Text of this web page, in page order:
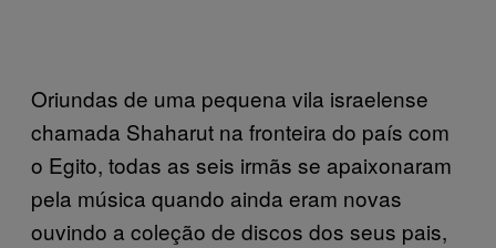
Oriundas de uma pequena vila israelense
chamada Shaharut na fronteira do país com
o Egito, todas as seis irmãs se apaixonaram
pela música quando ainda eram novas
ouvindo a coleção de discos dos seus pais,